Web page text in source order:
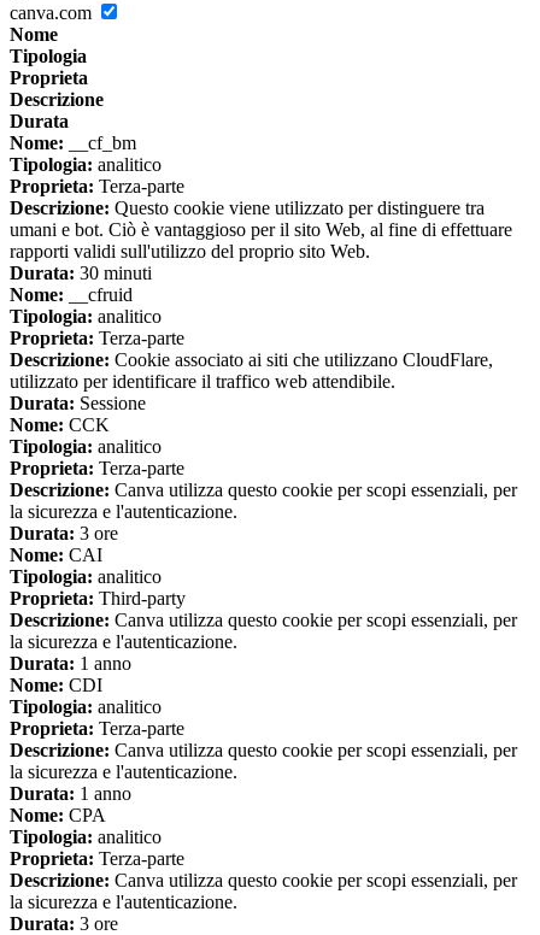
canva.com
Nome
Tipologia
Proprieta
Descrizione
Durata
Nome: __cf_bm
Tipologia: analitico
Proprieta: Terza-parte
Descrizione: Questo cookie viene utilizzato per distinguere tra
umani e bot. Ciò è vantaggioso per il sito Web, al fine di effettuare
rapporti validi sull'utilizzo del proprio sito Web.
Durata: 30 minuti
Nome: __cfruid
Tipologia: analitico
Proprieta: Terza-parte
Descrizione: Cookie associato ai siti che utilizzano CloudFlare,
utilizzato per identificare il traffico web attendibile.
Durata: Sessione
Nome: CCK
Tipologia: analitico
Proprieta: Terza-parte
Descrizione: Canva utilizza questo cookie per scopi essenziali, per
la sicurezza e l'autenticazione.
Durata: 3 ore
Nome: CAI
Tipologia: analitico
Proprieta: Third-party
Descrizione: Canva utilizza questo cookie per scopi essenziali, per
la sicurezza e l'autenticazione.
Durata: 1 anno
Nome: CDI
Tipologia: analitico
Proprieta: Terza-parte
Descrizione: Canva utilizza questo cookie per scopi essenziali, per
la sicurezza e l'autenticazione.
Durata: 1 anno
Nome: CPA
Tipologia: analitico
Proprieta: Terza-parte
Descrizione: Canva utilizza questo cookie per scopi essenziali, per
la sicurezza e l'autenticazione.
Durata: 3 ore